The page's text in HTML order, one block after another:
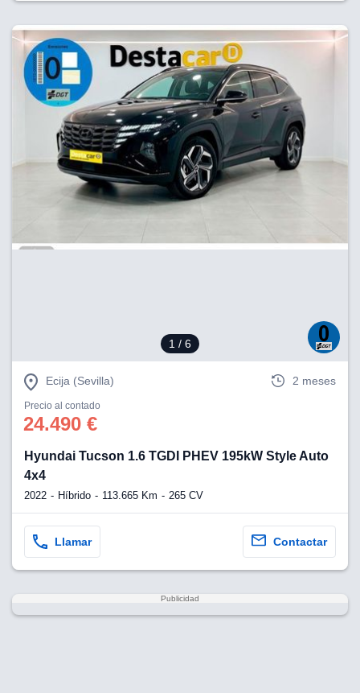
1 / 6
Ecija (Sevilla) 2 meses
Precio al contado
24.490 €
Hyundai Tucson 1.6 TGDI PHEV 195kW Style Auto
4x4
2022 Híbrido 113.665 Km 265 CV
Llamar Contactar